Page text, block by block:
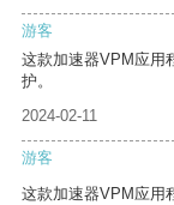
游客
这款加速器VPM应用
护。
2024-02-11
游客
这款加速器VPM应用